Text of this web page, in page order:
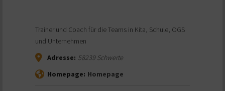
Trainer und Coach für die Teams in Kita, Schule, OGS
und Unternehmen
Adresse: 58239Schwerte
Homepage: Homepage